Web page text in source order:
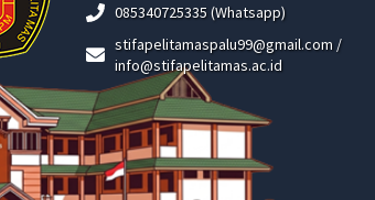
085340725335 (Whatsapp)
stifapelitamaspalu99@gmail.com /
info@stifapelitamas.ac.id